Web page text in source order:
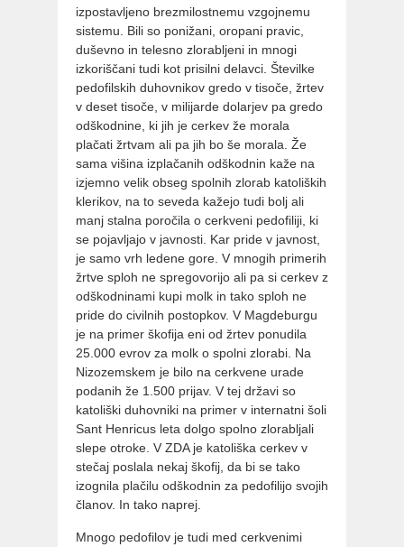
izpostavljeno brezmilostnemu vzgojnemu
sistemu. Bili so ponižani, oropani pravic,
duševno in telesno zlorabljeni in mnogi
izkoriščani tudi kot prisilni delavci. Številke
pedofilskih duhovnikov gredo v tisoče, žrtev
v deset tisoče, v milijarde dolarjev pa gredo
odškodnine, ki jih je cerkev že morala
plačati žrtvam ali pa jih bo še morala. Že
sama višina izplačanih odškodnin kaže na
izjemno velik obseg spolnih zlorab katoliških
klerikov, na to seveda kažejo tudi bolj ali
manj stalna poročila o cerkveni pedofiliji, ki
se pojavljajo v javnosti. Kar pride v javnost,
je samo vrh ledene gore. V mnogih primerih
žrtve sploh ne spregovorijo ali pa si cerkev z
odškodninami kupi molk in tako sploh ne
pride do civilnih postopkov. V Magdeburgu
je na primer škofija eni od žrtev ponudila
25.000 evrov za molk o spolni zlorabi. Na
Nizozemskem je bilo na cerkvene urade
podanih že 1.500 prijav. V tej državi so
katoliški duhovniki na primer v internatni šoli
Sant Henricus leta dolgo spolno zlorabljali
slepe otroke. V ZDA je katoliška cerkev v
stečaj poslala nekaj škofij, da bi se tako
izognila plačilu odškodnin za pedofilijo svojih
članov. In tako naprej.
Mnogo pedofilov je tudi med cerkvenimi